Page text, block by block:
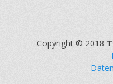
Copyright © 2018